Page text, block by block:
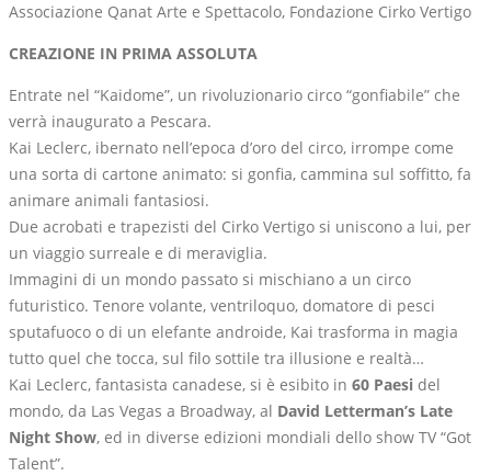
Associazione Qanat Arte e Spettacolo, Fondazione Cirko Vertigo
CREAZIONE IN PRIMA ASSOLUTA
Entrate nel “Kaidome”, un rivoluzionario circo “gonfiabile” che
verrà inaugurato a Pescara.
Kai Leclerc, ibernato nell’epoca d’oro del circo, irrompe come
una sorta di cartone animato: si gonfia, cammina sul soffitto, fa
animare animali fantasiosi.
Due acrobati e trapezisti del Cirko Vertigo si uniscono a lui, per
un viaggio surreale e di meraviglia.
Immagini di un mondo passato si mischiano a un circo
futuristico. Tenore volante, ventriloquo, domatore di pesci
sputafuoco o di un elefante androide, Kai trasforma in magia
tutto quel che tocca, sul filo sottile tra illusione e realtà…
Kai Leclerc, fantasista canadese, si è esibito in 60 Paesi del
mondo, da Las Vegas a Broadway, al David Letterman’s Late
Night Show, ed in diverse edizioni mondiali dello show TV “Got
Talent”.